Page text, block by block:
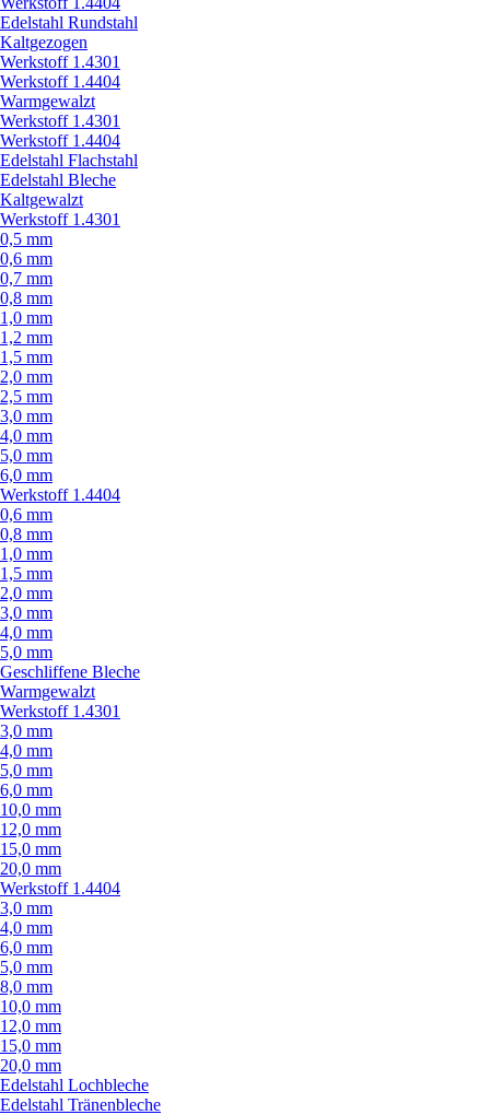
Edelstahl Rundstahl
Kaltgezogen
Werkstoff 1.4301
Werkstoff 1.4404
Warmgewalzt
Werkstoff 1.4301
Werkstoff 1.4404
Edelstahl Flachstahl
Edelstahl Bleche
Kaltgewalzt
Werkstoff 1.4301
0,5 mm
0,6 mm
0,7 mm
0,8 mm
1,0 mm
1,2 mm
1,5 mm
2,0 mm
2,5 mm
3,0 mm
4,0 mm
5,0 mm
6,0 mm
Werkstoff 1.4404
0,6 mm
0,8 mm
1,0 mm
1,5 mm
2,0 mm
3,0 mm
4,0 mm
5,0 mm
Geschliffene Bleche
Warmgewalzt
Werkstoff 1.4301
3,0 mm
4,0 mm
5,0 mm
6,0 mm
10,0 mm
12,0 mm
15,0 mm
20,0 mm
Werkstoff 1.4404
3,0 mm
4,0 mm
6,0 mm
5,0 mm
8,0 mm
10,0 mm
12,0 mm
15,0 mm
20,0 mm
Edelstahl Lochbleche
Edelstahl Tränenbleche